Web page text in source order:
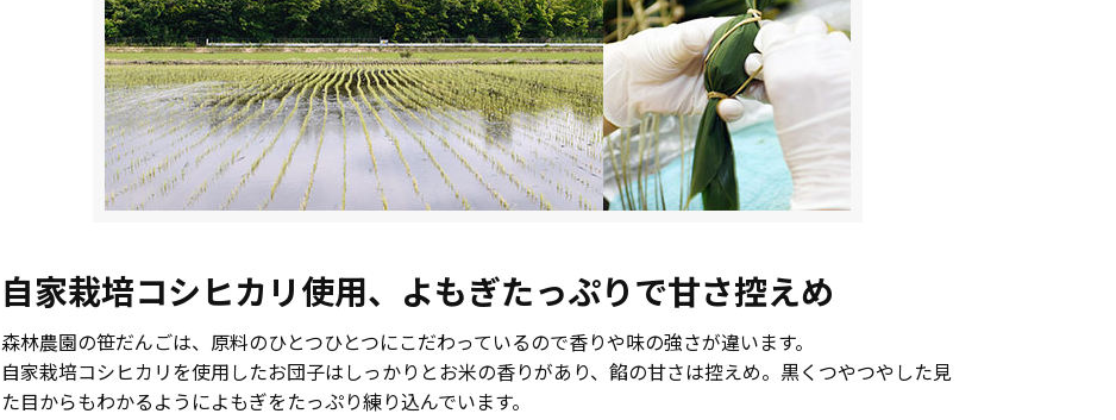
自家栽培コシヒカリ使用、よもぎたっぷりで甘さ控えめ
森林農園の笹だんごは、原料のひとつひとつにこだわっているので香りや味の強さが違います。
自家栽培コシヒカリを使用したお団子はしっかりとお米の香りがあり、餡の甘さは控えめ。黒くつやつやした見
た目からもわかるようによもぎをたっぷり練り込んでいます。